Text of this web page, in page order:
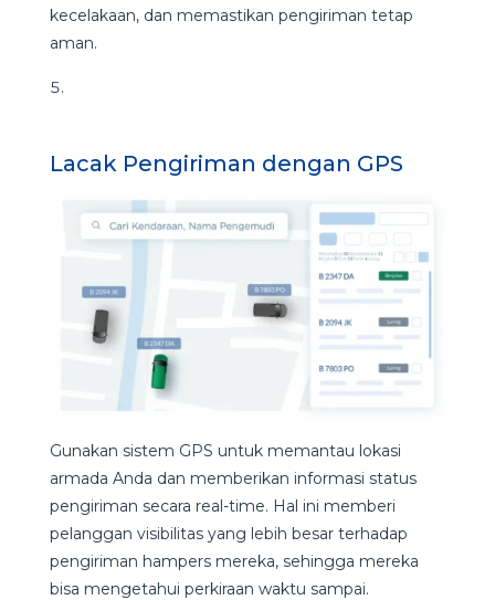
kecelakaan, dan memastikan pengiriman tetap
aman.
Lacak Pengiriman dengan GPS
Gunakan sistem GPS untuk memantau lokasi
armada Anda dan memberikan informasi status
pengiriman secara real-time. Hal ini memberi
pelanggan visibilitas yang lebih besar terhadap
pengiriman hampers mereka, sehingga mereka
bisa mengetahui perkiraan waktu sampai.